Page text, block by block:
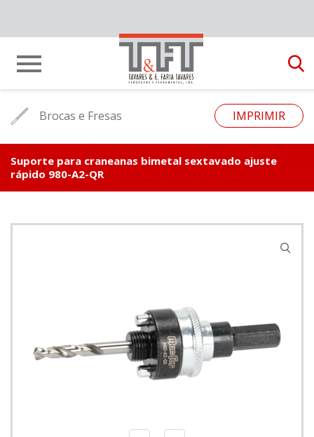
Brocas e Fresas IMPRIMIR
Suporte para craneanas bimetal sextavado ajuste
rápido 980-A2-QR